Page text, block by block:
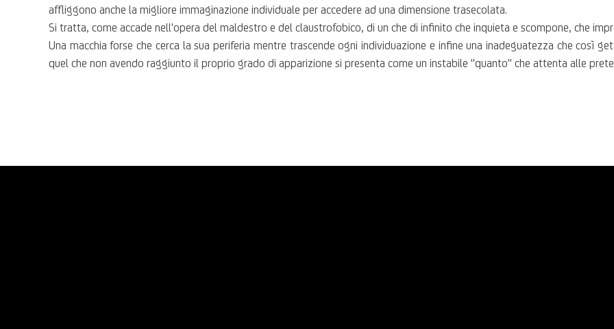
affliggono anche la migliore immaginazione individuale per accedere ad una dimensione trasecolata.
Si tratta, come accade nell'opera del maldestro e del claustrofobico, di un che di infinito che inquieta e scompone, che
Una macchia forse che cerca la sua periferia mentre trascende ogni individuazione e infine una inadeguatezza che così
quel che non avendo raggiunto il proprio grado di apparizione si presenta come un instabile "quanto" che attenta alle